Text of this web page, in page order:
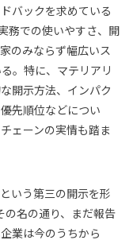
バックを求めている
務での使いやすさ、開
のみならず幅広いス
。特に、マテリアリ
開示方法、インパク
先順位などについ
ェーンの実情も踏ま
いう第三の開示を形
の名の通り、まだ報告
業は今のうちから